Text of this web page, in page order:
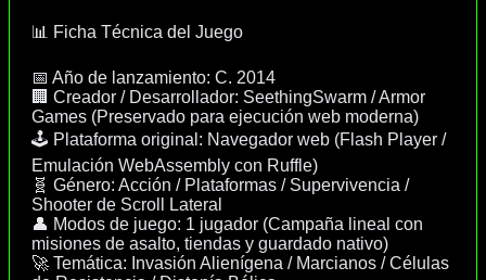
📊 Ficha Técnica del Juego
📅 Año de lanzamiento: C. 2014
🏢 Creador / Desarrollador: SeethingSwarm / Armor
Games (Preservado para ejecución web moderna)
🕹️ Plataforma original: Navegador web (Flash Player /
Emulación WebAssembly con Ruffle)
🧬 Género: Acción / Plataformas / Supervivencia /
Shooter de Scroll Lateral
👤 Modos de juego: 1 jugador (Campaña lineal con
misiones de asalto, tiendas y guardado nativo)
🚀 Temática: Invasión Alienígena / Marcianos / Células